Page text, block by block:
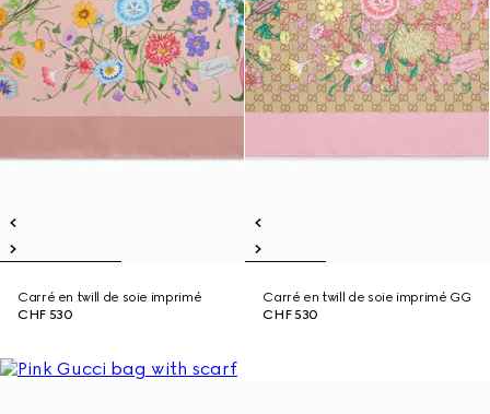
Carré en twill de soie imprimé
CHF 530
Carré en twill de soie imprimé GG
CHF 530